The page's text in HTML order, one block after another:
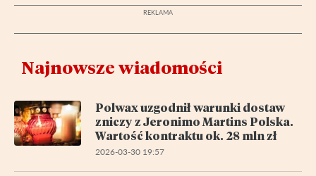
Najnowsze wiadomości
Polwax uzgodnił warunki dostaw
zniczy z Jeronimo Martins Polska.
Wartość kontraktu ok. 28 mln zł
2026-03-30 19:57